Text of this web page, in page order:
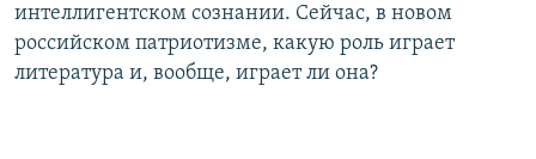
интеллигентском сознании. Сейчас, в новом
российском патриотизме, какую роль играет
литература и, вообще, играет ли она?